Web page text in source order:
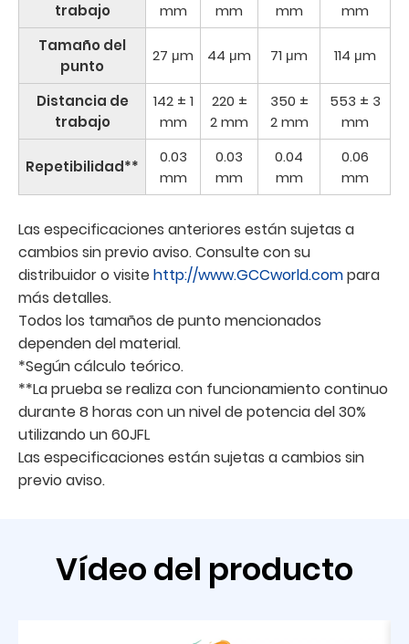
trabajo
mm
mm
mm
mm
Tamaño del
punto
27 μm 44 μm 71 μm 114 μm
Distancia de
trabajo
142 ± 1
mm
220 ±
2 mm
350 ±
2 mm
553 ± 3
mm
Repetibilidad**
0.03
mm
0.03
mm
0.04
mm
0.06
mm
Las especificaciones anteriores están sujetas a
cambios sin previo aviso. Consulte con su
distribuidor o visitehttp://www.GCCworld.compara
más detalles.
Todos los tamaños de punto mencionados
dependen del material.
*Según cálculo teórico.
**La prueba se realiza con funcionamiento continuo
durante 8 horas con un nivel de potencia del 30%
utilizando un 60JFL
Las especificaciones están sujetas a cambios sin
previo aviso.
Vídeo del producto